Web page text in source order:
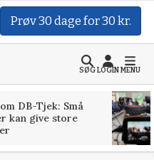
Prøv 30 dage for 30 kr.
SØGLOGINMENU
DB-Tjek: Små
kan give store